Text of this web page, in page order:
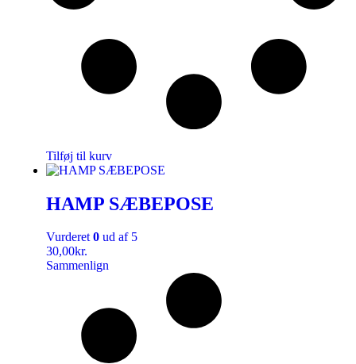
Tilføj til kurv
HAMP SÆBEPOSE
Vurderet0 ud af 5
30,00kr.
Sammenlign